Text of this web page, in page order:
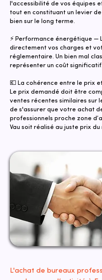
l'accessibilité de vos équipes
tout en constituant un levier
bien sur le long terme.
⚡ Performance énergétique —
directement vos charges et
réglementaire. Un bien mal
représenter un coût significatif.
💶 La cohérence entre le prix
Le prix demandé doit être
ventes récentes similaires sur
de s'assurer que votre achat
professionnels proche zone
Vau soit réalisé au juste prix du
L'achat de bureaux